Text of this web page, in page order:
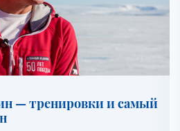
— тренировки и самый